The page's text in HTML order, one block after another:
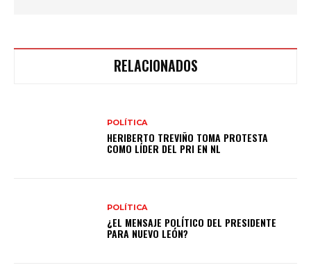
RELACIONADOS
POLÍTICA
HERIBERTO TREVIÑO TOMA PROTESTA
COMO LÍDER DEL PRI EN NL
POLÍTICA
¿EL MENSAJE POLÍTICO DEL PRESIDENTE
PARA NUEVO LEÓN?